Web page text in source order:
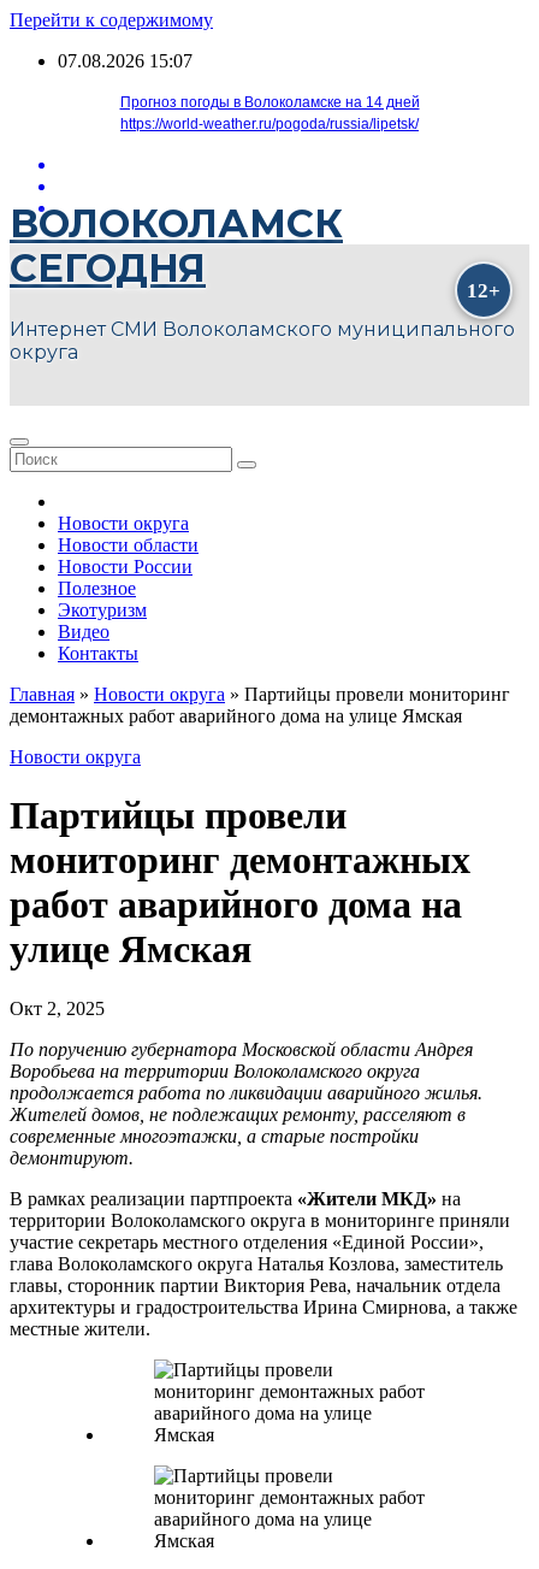
Перейти к содержимому
07.08.2026 15:07
Прогноз погоды в Волоколамске на 14 дней
https://world-weather.ru/pogoda/russia/lipetsk/
ВОЛОКОЛАМСК
СЕГОДНЯ
Интернет СМИ Волоколамского муниципального
округа
Новости округа
Новости области
Новости России
Полезное
Экотуризм
Видео
Контакты
Главная » Новости округа » Партийцы провели мониторинг
демонтажных работ аварийного дома на улице Ямская
Новости округа
Партийцы провели
мониторинг демонтажных
работ аварийного дома на
улице Ямская
Окт 2, 2025
По поручению губернатора Московской области Андрея
Воробьева на территории Волоколамского округа
продолжается работа по ликвидации аварийного жилья.
Жителей домов, не подлежащих ремонту, расселяют в
современные многоэтажки, а старые постройки
демонтируют.
В рамках реализации партпроекта «Жители МКД» на
территории Волоколамского округа в мониторинге приняли
участие секретарь местного отделения «Единой России»,
глава Волоколамского округа Наталья Козлова, заместитель
главы, сторонник партии Виктория Рева, начальник отдела
архитектуры и градостроительства Ирина Смирнова, а также
местные жители.